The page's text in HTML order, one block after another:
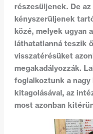
részesüljenek. De
kényszerüljenek
közé, melyek ugyan
láthatatlanná teszik
visszatérésüket
megakadályozzák.
foglalkoztunk a
kitagolásával, az
most azonban